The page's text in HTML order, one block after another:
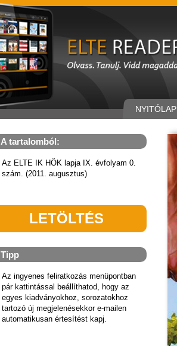
NYITÓLAP
A tartalomból:
Az ELTE IK HÖK lapja IX. évfolyam 0.
szám. (2011. augusztus)
LETÖLTÉS
Tipp
Az ingyenes feliratkozás menüpontban
pár kattintással beállíthatod, hogy az
egyes kiadványokhoz, sorozatokhoz
tartozó új megjelenésekkor e-mailen
automatikusan értesítést kapj.